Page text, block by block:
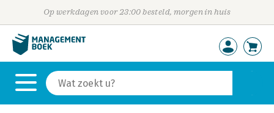
Op werkdagen voor 23:00 besteld, morgen in huis